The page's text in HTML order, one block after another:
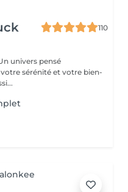
110
sérénité et votre bien-